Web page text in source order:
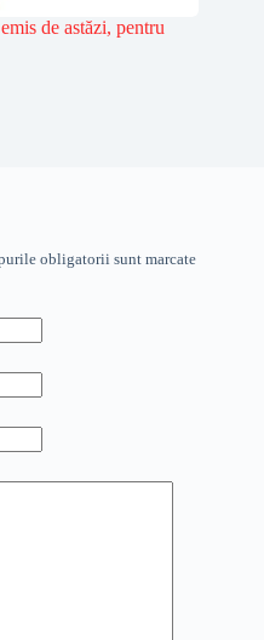
de astăzi, pentru
obligatorii sunt marcate